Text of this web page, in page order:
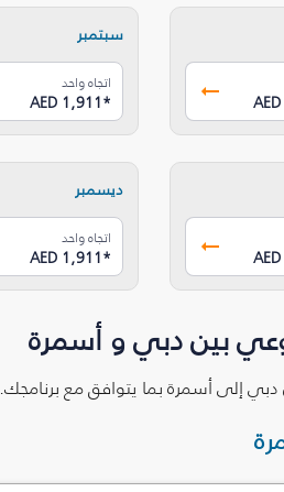
سبتمبر
اتجاه واحد
AED 1,911*
ديسمبر
اتجاه واحد
AED 1,911*
بين دبي و أسمرة
دبي إلى أسمرة بما يتوافق مع برنامجك.